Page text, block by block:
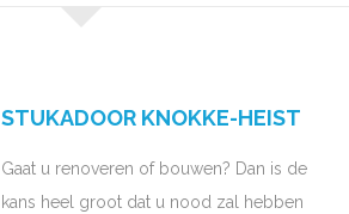
STUKADOOR KNOKKE-HEIST
Gaat u renoveren of bouwen? Dan is de
kans heel groot dat u nood zal hebben